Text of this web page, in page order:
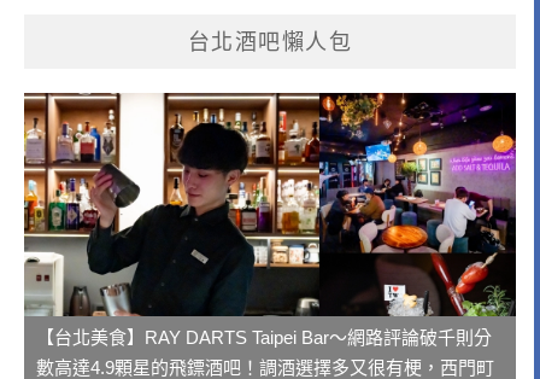
台北酒吧懶人包
【台北美食】RAY DARTS Taipei Bar～網路評論破千則分
數高達4.9顆星的飛鏢酒吧！調酒選擇多又很有梗，西門町